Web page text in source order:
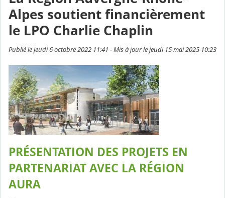
Alpes soutient financièrement
le LPO Charlie Chaplin
Publié le jeudi 6 octobre 2022 11:41 - Mis à jour le jeudi 15 mai 2025 10:23
PRÉSENTATION DES PROJETS EN
PARTENARIAT AVEC LA RÉGION
AURA